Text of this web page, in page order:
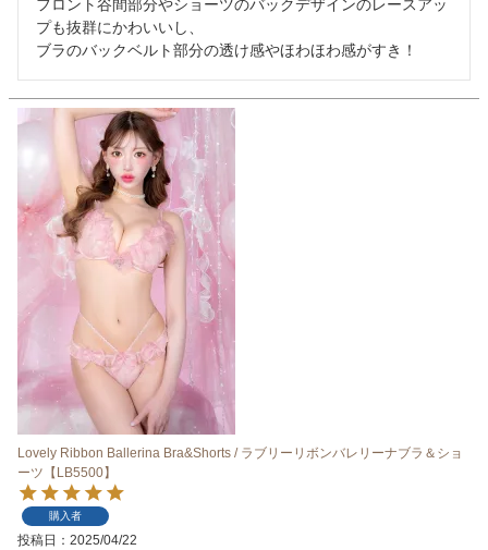
フロント谷間部分やショーツのバックデザインのレースアッ
プも抜群にかわいいし、
ブラのバックベルト部分の透け感やほわほわ感がすき！
Lovely Ribbon Ballerina Bra&Shorts / ラブリーリボンバレリーナブラ＆ショ
ーツ【LB5500】
購入者
投稿日 2025/04/22